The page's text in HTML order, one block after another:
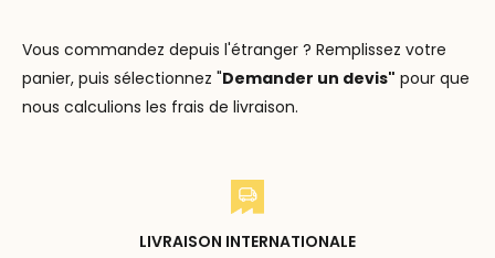
Vous commandez depuis l'étranger ? Remplissez votre
panier, puis sélectionnez "Demander un devis" pour que
nous calculions les frais de livraison.
LIVRAISON INTERNATIONALE